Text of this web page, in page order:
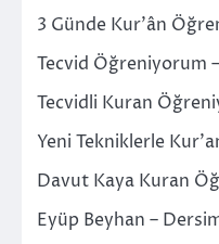
3 Günde Kur’ân
Tecvid Öğreniyorum
Tecvidli Kuran
Yeni Tekniklerle
Davut Kaya Kuran
Eyüp Beyhan –